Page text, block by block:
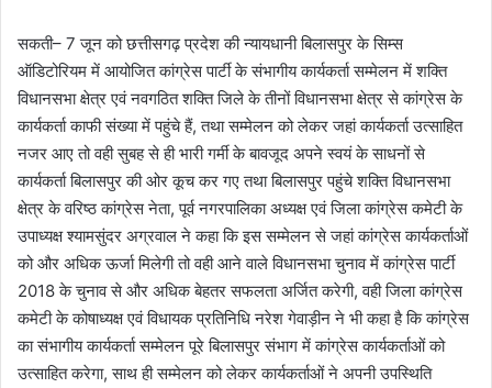
सकती– 7 जून को छत्तीसगढ़ प्रदेश की न्यायधानी बिलासपुर के सिम्स
ऑडिटोरियम में आयोजित कांग्रेस पार्टी के संभागीय कार्यकर्ता सम्मेलन में शक्ति
विधानसभा क्षेत्र एवं नवगठित शक्ति जिले के तीनों विधानसभा क्षेत्र से कांग्रेस के
कार्यकर्ता काफी संख्या में पहुंचे हैं, तथा सम्मेलन को लेकर जहां कार्यकर्ता उत्साहित
नजर आए तो वही सुबह से ही भारी गर्मी के बावजूद अपने स्वयं के साधनों से
कार्यकर्ता बिलासपुर की ओर कूच कर गए तथा बिलासपुर पहुंचे शक्ति विधानसभा
क्षेत्र के वरिष्ठ कांग्रेस नेता, पूर्व नगरपालिका अध्यक्ष एवं जिला कांग्रेस कमेटी के
उपाध्यक्ष श्यामसुंदर अग्रवाल ने कहा कि इस सम्मेलन से जहां कांग्रेस कार्यकर्ताओं
को और अधिक ऊर्जा मिलेगी तो वही आने वाले विधानसभा चुनाव में कांग्रेस पार्टी
2018 के चुनाव से और अधिक बेहतर सफलता अर्जित करेगी, वही जिला कांग्रेस
कमेटी के कोषाध्यक्ष एवं विधायक प्रतिनिधि नरेश गेवाड़ीन ने भी कहा है कि कांग्रेस
का संभागीय कार्यकर्ता सम्मेलन पूरे बिलासपुर संभाग में कांग्रेस कार्यकर्ताओं को
उत्साहित करेगा, साथ ही सम्मेलन को लेकर कार्यकर्ताओं ने अपनी उपस्थिति